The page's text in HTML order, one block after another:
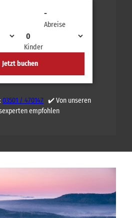
Abreise
-
Kinder
Jetzt buchen
03501 / 470147✔️ Von unseren
empfohlen